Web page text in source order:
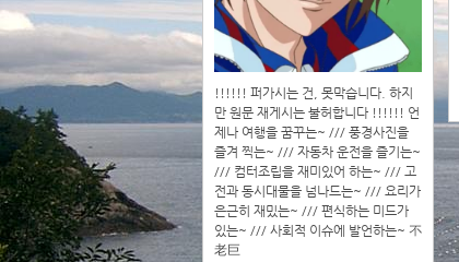
!!!!!! 퍼가시는 건, 못막습니다. 하지
만 원문 재게시는 불허합니다 !!!!!! 언
제나 여행을 꿈꾸는~ /// 풍경사진을
즐겨 찍는~ /// 자동차 운전을 즐기는~
/// 컴터조립을 재미있어 하는~ /// 고
전과 동시대물을 넘나드는~ /// 요리가
은근히 재밌는~ /// 편식하는 미드가
있는~ /// 사회적 이슈에 발언하는~ 不
老巨